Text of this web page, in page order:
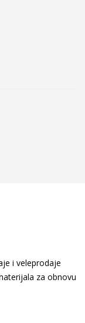
i veleprodaje
za obnovu